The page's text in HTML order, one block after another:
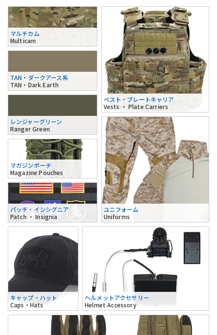
マルチカム
Multicam
TAN・ダークアース系
TAN・Dark Earth
レンジャーグリーン
Ranger Green
ベスト・プレートキャリア
Vests ・ Plate Carriers
マガジンポーチ
Magazine Pouches
パッチ・インシグニア
Patch ・ Insignia
ユニフォーム
Uniforms
キャップ・ハット
Caps・Hats
ヘルメットアクセサリー
Helmet Accessory